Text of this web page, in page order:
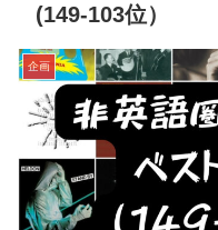
(149-103位）
企画